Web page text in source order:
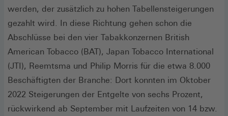
werden, der zusätzlich zu hohen Tabellensteigerungen
gezahlt wird. In diese Richtung gehen schon die
Abschlüsse bei den vier Tabakkonzernen British
American Tobacco (BAT), Japan Tobacco International
(JTI), Reemtsma und Philip Morris für die etwa 8.000
Beschäftigten der Branche: Dort konnten im Oktober
2022 Steigerungen der Entgelte von sechs Prozent,
rückwirkend ab September mit Laufzeiten von 14 bzw.